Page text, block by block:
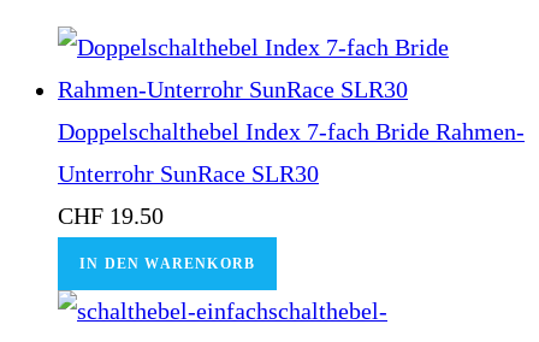
Doppelschalthebel Index 7-fach Bride Rahmen-
Unterrohr SunRace SLR30
CHF 19.50
IN DEN WARENKORB